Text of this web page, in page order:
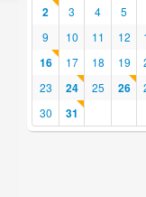
2 3 4 5
9
10 11 12
16 17 18 19
23
24 25 26
30
31